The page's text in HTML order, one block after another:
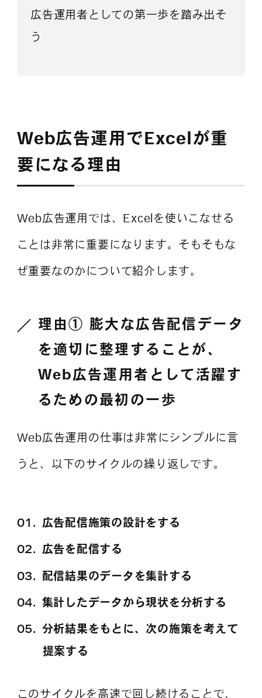
広告運用者としての第一歩を踏み出そ
う
Web広告運用でExcelが重
要になる理由
Web広告運用では、Excelを使いこなせる
ことは非常に重要になります。そもそもな
ぜ重要なのかについて紹介します。
理由① 膨大な広告配信データ
を適切に整理することが、
Web広告運用者として活躍す
るための最初の一歩
Web広告運用の仕事は非常にシンプルに言
うと、以下のサイクルの繰り返しです。
広告配信施策の設計をする
広告を配信する
配信結果のデータを集計する
集計したデータから現状を分析する
分析結果をもとに、次の施策を考えて
提案する
このサイクルを高速で回し続けることで、